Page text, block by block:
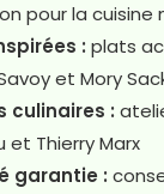
pour la cuisine
: plats
et Mory
culinaires :
et Thierry Marx
garantie :